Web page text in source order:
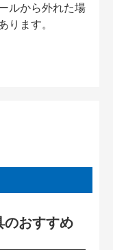
ルから外れた場
ります。
のおすすめ